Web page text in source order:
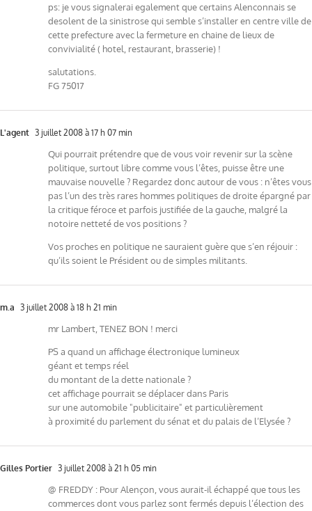
ps: je vous signalerai egalement que certains Alenconnais se
desolent de la sinistrose qui semble s’installer en centre ville de
cette prefecture avec la fermeture en chaine de lieux de
convivialité ( hotel, restaurant, brasserie) !
salutations.
FG 75017
L'agent 3 juillet 2008 à 17 h 07 min
Qui pourrait prétendre que de vous voir revenir sur la scène
politique, surtout libre comme vous l’êtes, puisse être une
mauvaise nouvelle ? Regardez donc autour de vous : n’êtes vous
pas l’un des très rares hommes politiques de droite épargné par
la critique féroce et parfois justifiée de la gauche, malgré la
notoire netteté de vos positions ?
Vos proches en politique ne sauraient guère que s’en réjouir :
qu’ils soient le Président ou de simples militants.
m.a 3 juillet 2008 à 18 h 21 min
mr Lambert, TENEZ BON ! merci
PS a quand un affichage électronique lumineux
géant et temps réel
du montant de la dette nationale ?
cet affichage pourrait se déplacer dans Paris
sur une automobile "publicitaire" et particulièrement
à proximité du parlement du sénat et du palais de l’Elysée ?
Gilles Portier 3 juillet 2008 à 21 h 05 min
@ FREDDY : Pour Alençon, vous aurait-il échappé que tous les
commerces dont vous parlez sont fermés depuis l’élection des